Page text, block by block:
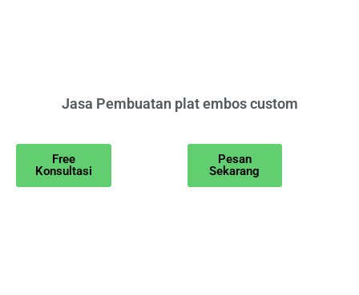
Jasa Pembuatan plat embos custom
Free
Konsultasi
Pesan
Sekarang